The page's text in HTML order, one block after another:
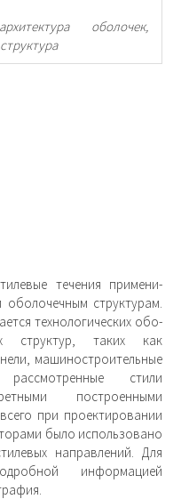
оболочек,
течения примени­
структурам.
технологических обо­
структур, таких как
машиностроительные
стили
построенными
при про­ектировании
было использовано
направ­лений. Для
информацией